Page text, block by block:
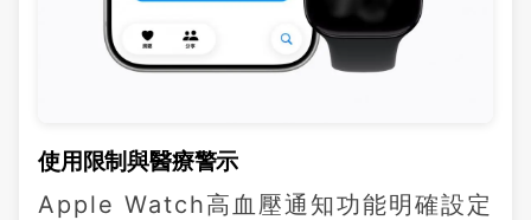
使用限制與醫療警示
Apple Watch高血壓通知功能明確設定